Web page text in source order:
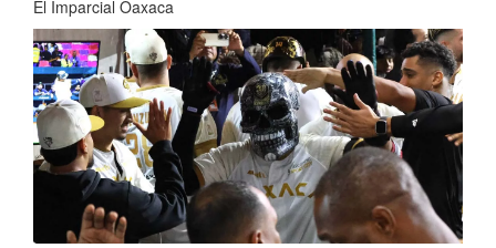
El Imparcial Oaxaca